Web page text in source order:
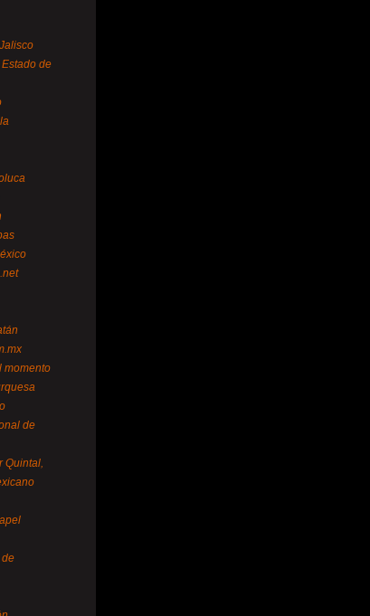
de
momento
de
Quintal,
de